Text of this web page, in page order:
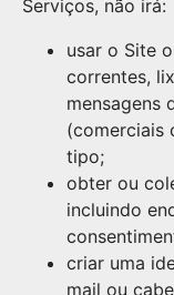
Serviços, não irá:
usar o Site
correntes,
mensagens
(comerciais
tipo;
obter ou
incluindo
criar uma
mail ou